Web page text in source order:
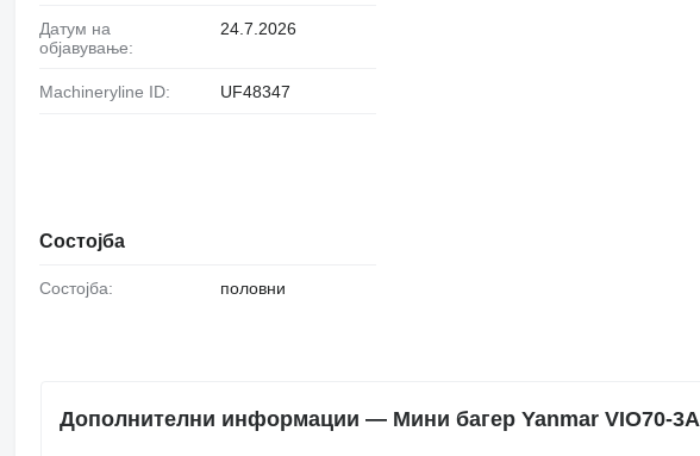
Датум на
објавување:
24.7.2026
Machineryline ID: UF48347
Состојба
Состојба: половни
Дополнителни информации — Мини багер Yanmar VIO70-3A